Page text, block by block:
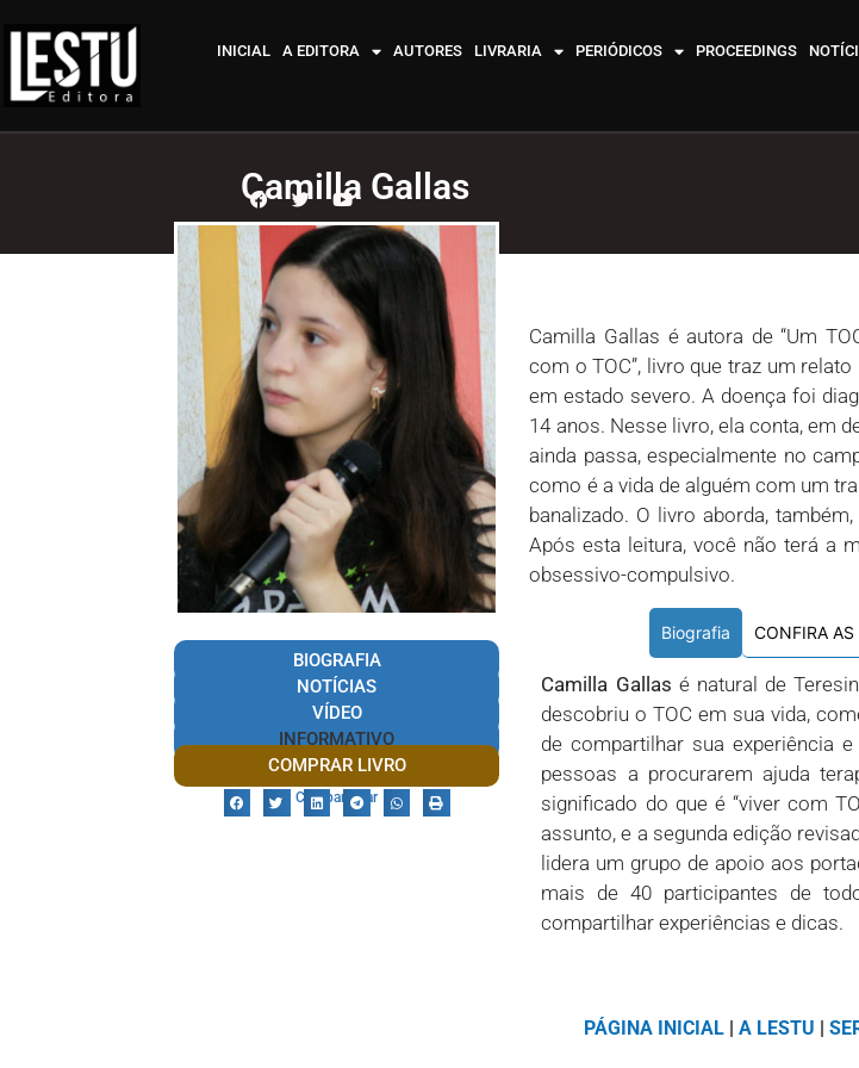
INICIAL A EDITORA AUTORES LIVRARIA PERIÓDICOS PROCEEDINGS
Camilla Gallas
BIOGRAFIA
NOTÍCIAS
VÍDEO
INFORMATIVO
COMPRAR LIVRO
Compartilhar
Camilla Gallas é autora de “Um
com o TOC”, livro que traz um
em estado severo. A doença foi
14 anos. Nesse livro, ela conta, em
ainda passa, especialmente no
como é a vida de alguém com um
banalizado. O livro aborda,
Após esta leitura, você não terá a
obsessivo-compulsivo.
Biografia CONFIRA AS
Camilla Gallas é natural de
descobriu o TOC em sua vida,
de compartilhar sua experiência
pessoas a procurarem ajuda
significado do que é “viver com
assunto, e a segunda edição
lidera um grupo de apoio aos
mais de 40 participantes de
compartilhar experiências e dicas.
PÁGINA INICIAL| A LESTU |